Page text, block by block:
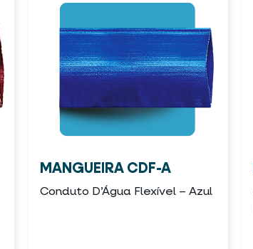
MANGUEIRA CDF-A
Conduto D’Água Flexível – Azul